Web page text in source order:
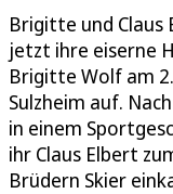
Brigitte und Claus
jetzt ihre eiserne
Brigitte Wolf am
Sulzheim auf.
in einem
ihr Claus Elbert
Brüdern Skier